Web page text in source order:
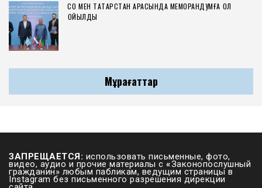
СҚО МЕН ТАТАРСТАН АРАСЫНДА МЕМОРАНДУМҒА ҚОЛ
ҚОЙЫЛДЫ
Мұрағаттар
ЗАПРЕЩАЕТСЯ: использовать письменные, фото,
видео, аудио и прочие материалы с «Законопослушный
гражданин» любым пабликам, ведущим страницы в
Instagram без письменного разрешения дирекции